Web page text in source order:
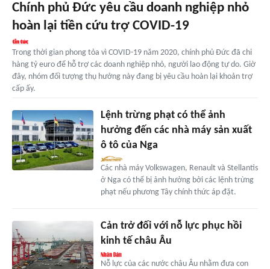
Chính phủ Đức yêu cầu doanh nghiệp nhỏ
hoàn lại tiền cứu trợ COVID-19
Trong thời gian phong tỏa vì COVID-19 năm 2020, chính phủ Đức đã chi
hàng tỷ euro để hỗ trợ các doanh nghiệp nhỏ, người lao động tự do. Giờ
đây, nhóm đối tượng thụ hưởng này đang bị yêu cầu hoàn lại khoản trợ
cấp ấy.
Lệnh trừng phạt có thể ảnh
hưởng đến các nhà máy sản xuất
ô tô của Nga
Các nhà máy Volkswagen, Renault và Stellantis
ở Nga có thể bị ảnh hưởng bởi các lệnh trừng
phạt nếu phương Tây chính thức áp đặt.
Cản trở đối với nỗ lực phục hồi
kinh tế châu Âu
Nỗ lực của các nước châu Âu nhằm đưa con